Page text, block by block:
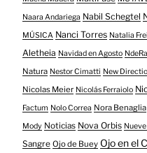
Naara Andariega Nabil Schegtel
MÚSICA Nanci Torres Natalia
Aletheia Navidad en Agosto
Natura Nestor Cimatti New
Nicolas Meier Nicolás Ferraiolo
Factum Nolo Correa Nora Benaglia
Mody Noticias Nova Orbis
Sangre Ojo de Buey Ojo en el